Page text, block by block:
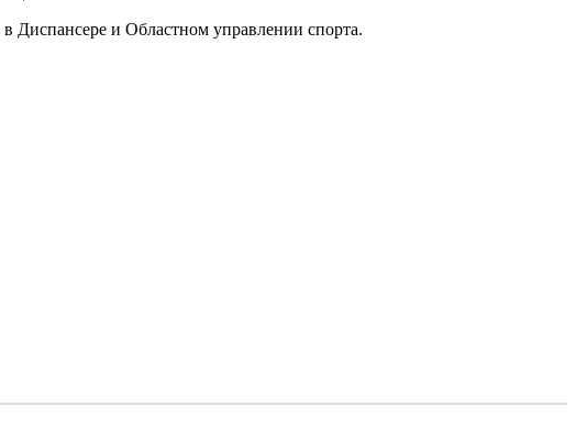
Диспансере и Областном управлении спорта.